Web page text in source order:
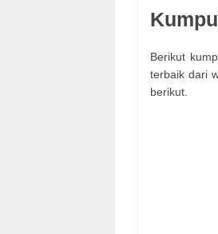
Berikut
terbaik dari
berikut.